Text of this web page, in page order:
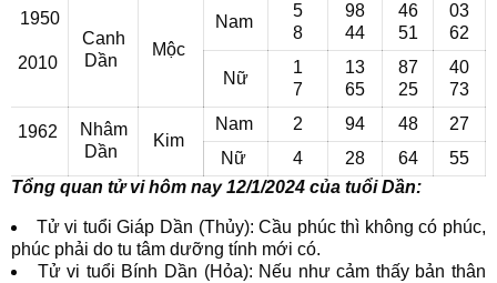
1950
2010
Canh
Dần
Mộc
Nam
5
8
98
44
46
51
03
62
Nữ
1
7
13
65
87
25
40
73
1962
Nhâm
Dần
Kim
Nam 2 94 48
27
Nữ
4 28 64
55
Tổng quan tử vi hôm nay 12/1/2024 của tuổi Dần:
Tử vi tuổi Giáp Dần (Thủy): Cầu phúc thì không có phúc,
phúc phải do tu tâm dưỡng tính mới có.
Tử vi tuổi Bính Dần (Hỏa): Nếu như cảm thấy bản thân